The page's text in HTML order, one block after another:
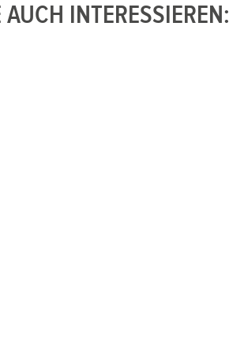
INTERESSIEREN: